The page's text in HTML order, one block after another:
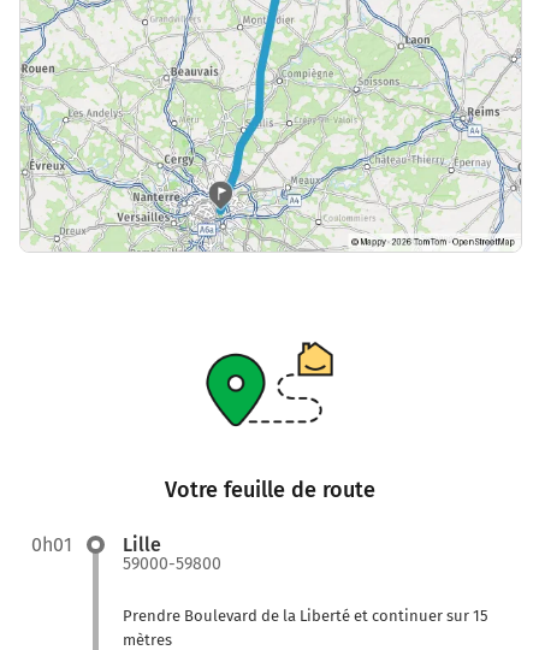
Votre feuille de route
0h01 Lille
59000-59800
Prendre Boulevard de la Liberté et continuer sur 15
mètres